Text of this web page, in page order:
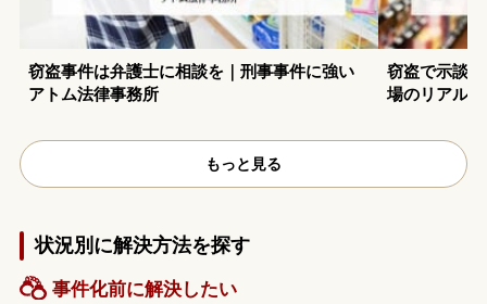
窃盗事件は弁護士に相談を｜刑事事件に強い
アトム法律事務所
窃盗で示談
場のリアル
もっと見る
状況別に解決方法を探す
事件化前に解決したい